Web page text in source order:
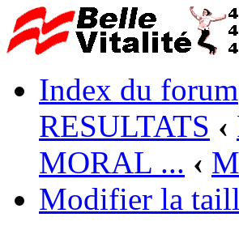
Index du forum
RESULTATS ‹
MORAL ... ‹
Modifier la